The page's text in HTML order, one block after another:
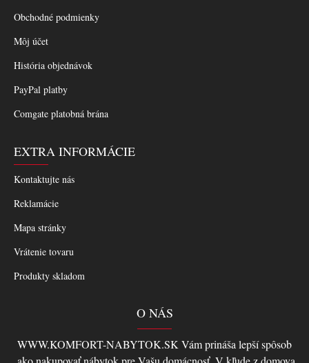
Obchodné podmienky
Môj účet
História objednávok
PayPal platby
Comgate platobná brána
EXTRA INFORMÁCIE
Kontaktujte nás
Reklamácie
Mapa stránky
Vrátenie tovaru
Produkty skladom
O NÁS
WWW.KOMFORT-NABYTOK.SK Vám prináša lepší spôsob